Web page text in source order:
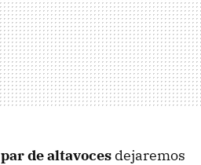
par de altavoces dejaremos